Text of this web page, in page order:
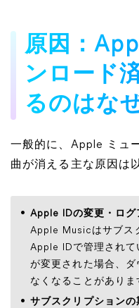
原因：
ンロード
るのはな
一般的に、Apple ミュ
曲が消える主な原因は
Apple IDの変更・ログ
Apple Musicはサブス
Apple IDで管理され
が変更された場合、
なくなることがありま
サブスクリプションの